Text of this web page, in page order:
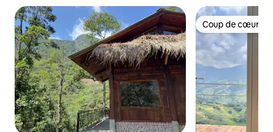
Coup de cœur
Coup de cœur